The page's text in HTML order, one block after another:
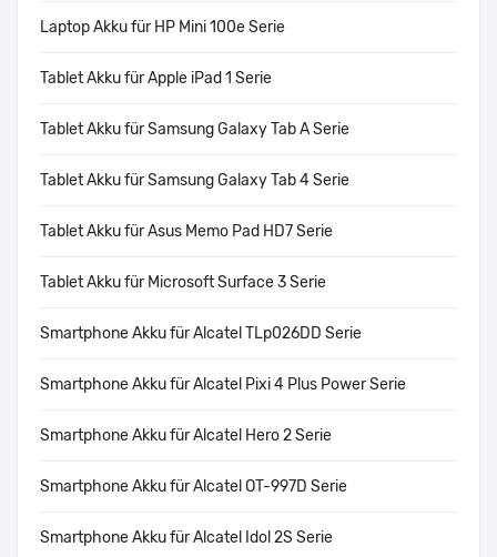
Laptop Akku für HP Mini 100e Serie
Tablet Akku für Apple iPad 1 Serie
Tablet Akku für Samsung Galaxy Tab A Serie
Tablet Akku für Samsung Galaxy Tab 4 Serie
Tablet Akku für Asus Memo Pad HD7 Serie
Tablet Akku für Microsoft Surface 3 Serie
Smartphone Akku für Alcatel TLp026DD Serie
Smartphone Akku für Alcatel Pixi 4 Plus Power Serie
Smartphone Akku für Alcatel Hero 2 Serie
Smartphone Akku für Alcatel OT-997D Serie
Smartphone Akku für Alcatel Idol 2S Serie